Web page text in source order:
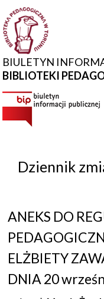
BIULETYN
BIBLIOTEKI
Dziennik
ANEKS DO
ELŻBIETY
DNIA 20